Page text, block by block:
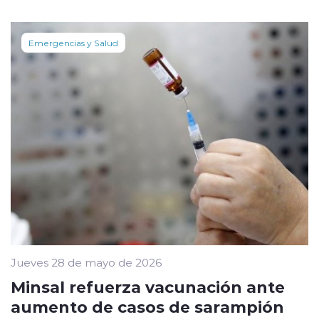
Emergencias y Salud
Jueves 28 de mayo de 2026
Minsal refuerza vacunación ante
aumento de casos de sarampión